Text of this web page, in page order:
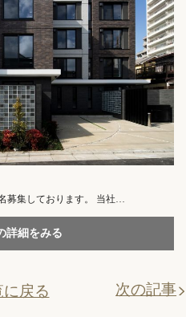
募集しております。 当社…
詳細をみる
戻る 次の記事